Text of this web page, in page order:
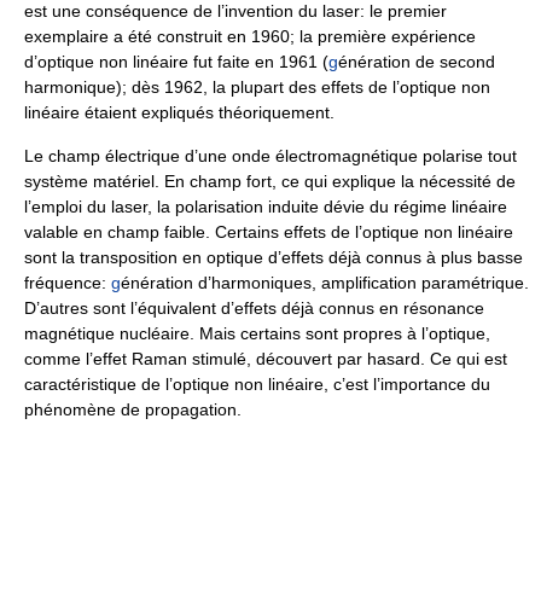
est une conséquence de l’invention du laser: le premier
exemplaire a été construit en 1960; la première expérience
d’optique non linéaire fut faite en 1961 (génération de second
harmonique); dès 1962, la plupart des effets de l’optique non
linéaire étaient expliqués théoriquement.
Le champ électrique d’une onde électromagnétique polarise tout
système matériel. En champ fort, ce qui explique la nécessité de
l’emploi du laser, la polarisation induite dévie du régime linéaire
valable en champ faible. Certains effets de l’optique non linéaire
sont la transposition en optique d’effets déjà connus à plus basse
fréquence: génération d’harmoniques, amplification paramétrique.
D’autres sont l’équivalent d’effets déjà connus en résonance
magnétique nucléaire. Mais certains sont propres à l’optique,
comme l’effet Raman stimulé, découvert par hasard. Ce qui est
caractéristique de l’optique non linéaire, c’est l’importance du
phénomène de propagation.